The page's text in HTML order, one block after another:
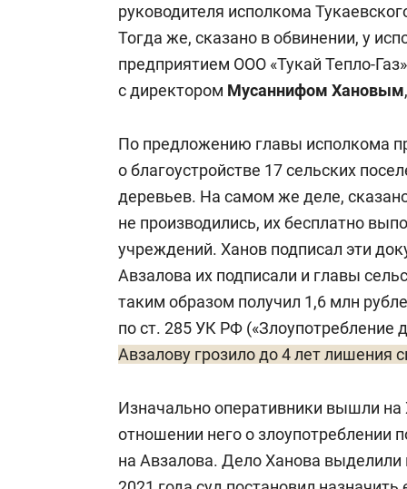
руководителя исполкома
Тогда же, сказано в обвинении, у
предприятием ООО «Тукай Тепло-
с директором Мусаннифом Хановым
По предложению главы исполкома
о благоустройстве 17 сельских
деревьев. На самом же деле,
не производились, их бесплатно
учреждений. Ханов подписал эти
Авзалова их подписали и главы
таким образом получил 1,6 млн
по ст. 285 УК РФ
Авзалову грозило до 4 лет лишения
Изначально оперативники вышли
отношении него о злоупотреблении
на Авзалова. Дело Ханова выделили